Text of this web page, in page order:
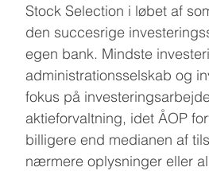
Stock Selection i løbet af
den succesrige
egen bank. Mindste
administrationsselskab og
fokus på
aktieforvaltning, idet ÅOP
billigere end medianen af
nærmere oplysninger eller